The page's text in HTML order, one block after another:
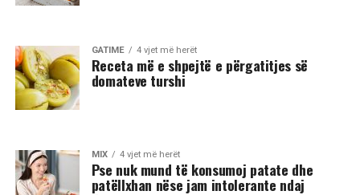
GATIME 4 vjet më herët
Receta më e shpejtë e përgatitjes së
domateve turshi
MIX 4 vjet më herët
Pse nuk mund të konsumoj patate dhe
patëllxhan nëse jam intolerante ndaj